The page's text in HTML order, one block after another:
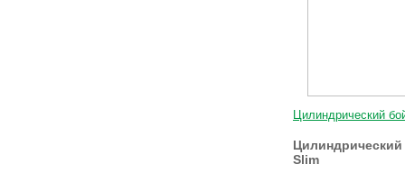
Цилиндрический
Slim